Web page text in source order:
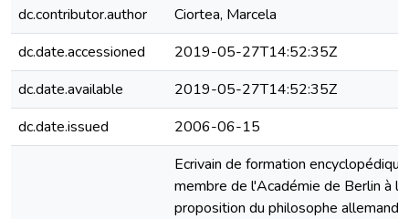
dc.contributor.author
Ciortea, Marcela
dc.date.accessioned
2019-05-27T14:52:35Z
dc.date.available
2019-05-27T14:52:35Z
dc.date.issued
2006-06-15
Ecrivain de formation
membre de l'Académie de Berlin à la
proposition du philosophe allemand